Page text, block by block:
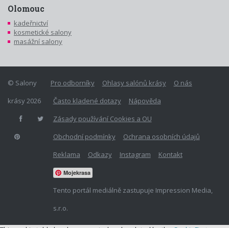
Olomouc
kadeřnictví
kosmetické salony
masážní salony
Pro odborníky Ohlasy salónů krásy
O nás
Často kladené dotazy
Nápověda
Zásady používání Cookies a OU
Obchodní podmínky
Ochrana osobních údajů
Reklama
Odkazy Instagram Kontakt
Mojekrasa
Tento portál mediálně zastupuje Impression Media,
s.r.o.
© Salony
krásy 2026